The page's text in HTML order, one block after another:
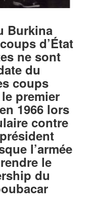
Burkina
d’État
ne sont
du
coups
premier
1966 lors
contre
l’armée
le
du